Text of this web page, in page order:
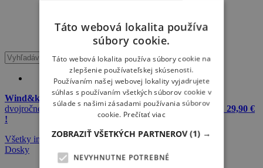
Surfing
Wind&kite okuliare + 20 L dry bag Meatfly zadarmo
dvojročnému predplatnému Windsurfer & Kitesurfer iba za 29,90 €
!
Všetky inzerátyMoje inzerátyPridať inzerátPrihlásiť sa
Dosky
Táto webová lokalita používa
súbory cookie.
Táto webová lokalita používa súbory cookie na
zlepšenie používateľskej skúsenosti.
Používaním našej webovej lokality vyjadrujete
súhlas s používaním všetkých súborov cookie v
súlade s našimi zásadami používania súborov
cookie. Prečítať viac
ZOBRAZIŤ VŠETKÝCH PARTNEROV(1) →
NEVYHNUTNE POTREBNÉ